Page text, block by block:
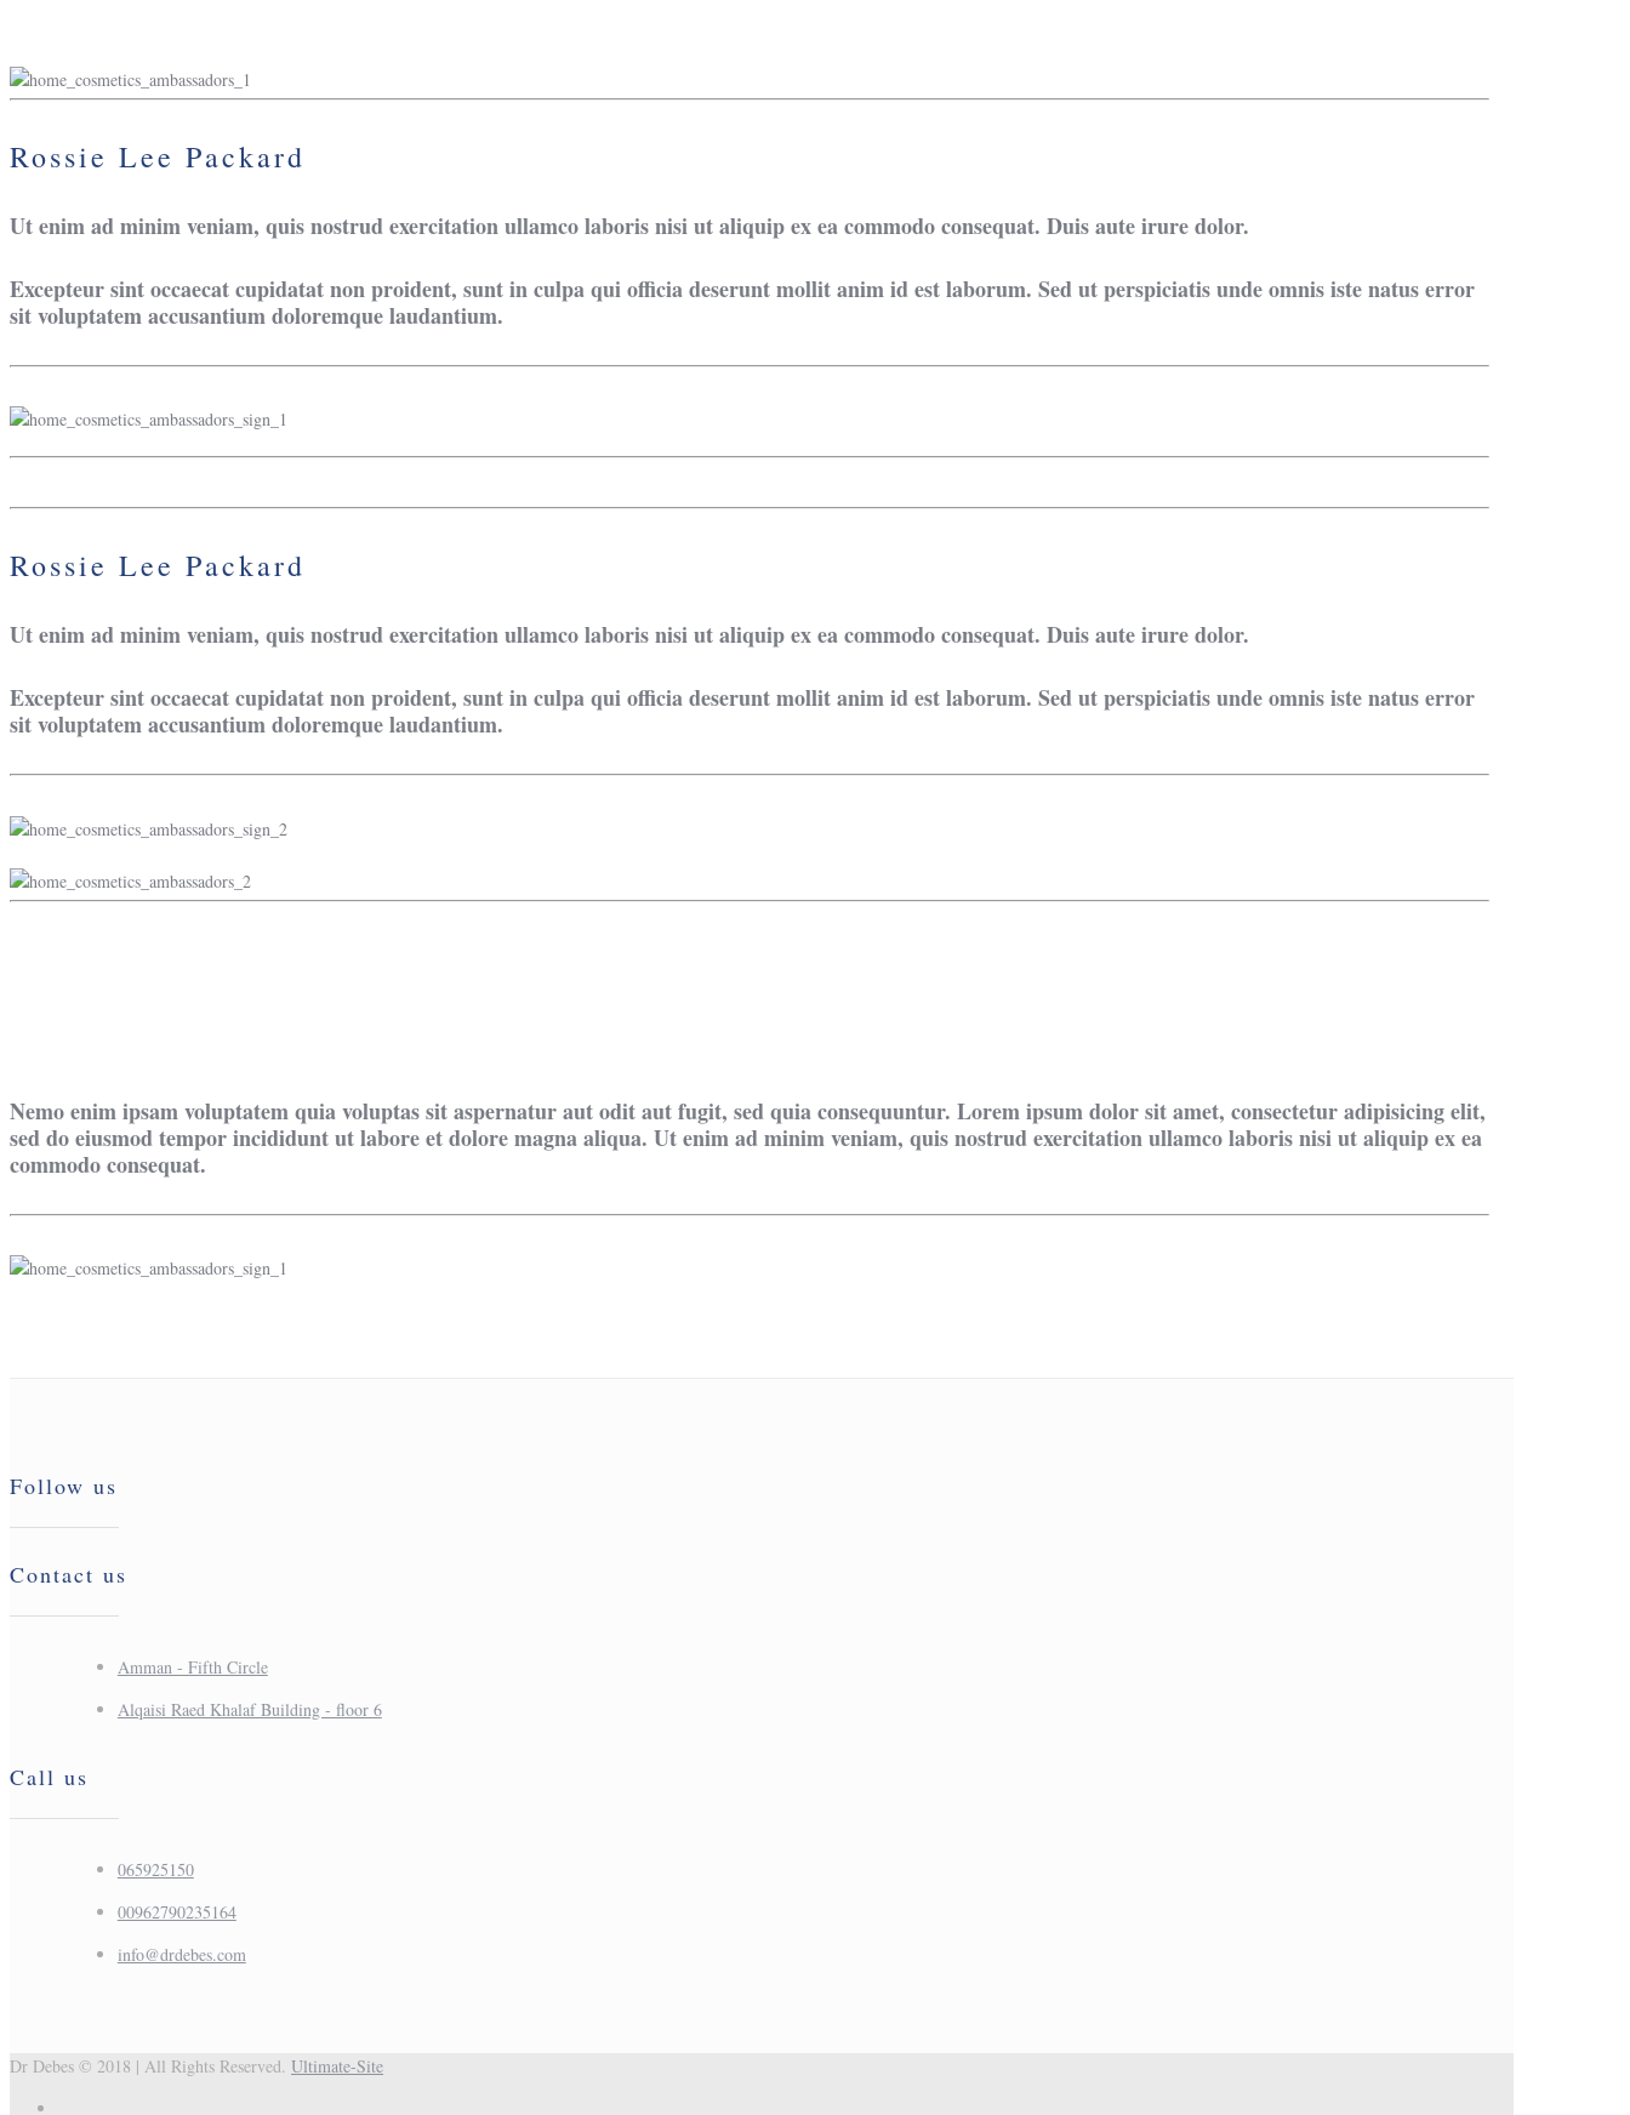
Rossie Lee Packard
Ut enim ad minim veniam, quis nostrud exercitation ullamco laboris nisi ut aliquip ex ea commodo consequat. Duis aute irure dolor.
Excepteur sint occaecat cupidatat non proident, sunt in culpa qui officia deserunt mollit anim id est laborum. Sed ut perspiciatis unde omnis iste natus error
sit voluptatem accusantium doloremque laudantium.
Rossie Lee Packard
Ut enim ad minim veniam, quis nostrud exercitation ullamco laboris nisi ut aliquip ex ea commodo consequat. Duis aute irure dolor.
Excepteur sint occaecat cupidatat non proident, sunt in culpa qui officia deserunt mollit anim id est laborum. Sed ut perspiciatis unde omnis iste natus error
sit voluptatem accusantium doloremque laudantium.
Nemo enim ipsam voluptatem quia voluptas sit aspernatur aut odit aut fugit, sed quia consequuntur. Lorem ipsum dolor sit amet, consectetur adipisicing elit,
sed do eiusmod tempor incididunt ut labore et dolore magna aliqua. Ut enim ad minim veniam, quis nostrud exercitation ullamco laboris nisi ut aliquip ex ea
commodo consequat.
Follow us
Contact us
Amman - Fifth Circle
Alqaisi Raed Khalaf Building - floor 6
Call us
065925150
‏00962790235164
info@drdebes.com
Dr Debes © 2018 | All Rights Reserved. Ultimate-Site